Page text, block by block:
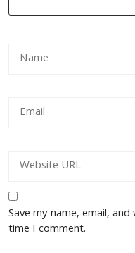
Save my name, email,
time I comment.